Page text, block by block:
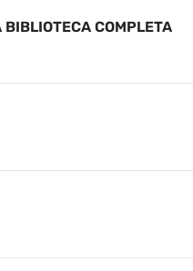
COMPLETA